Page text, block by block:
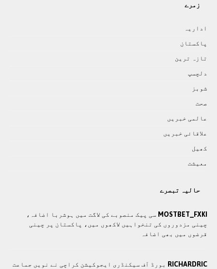
زمرے
اداريہ
پاکستان
تازہ ترين
دلچسپ
شوبز
صحت
عالمی خبريں
علاقائی خبريں
کھيل
معيشت
حالیہ تبصرے
MOSTBET_FXKI سی پيک منصوبے کی لاگت ميں ہوشربا اضافہ،
چينی مزدوروں کی تنخواہيں لاکھوں ميں، پاکستان پر چینی
قرضوں ميں بھی اضافہ
RICHARDRIC بورڈ آف سیکنڈری ایجوکیشن کراچی نے نویں جماعت